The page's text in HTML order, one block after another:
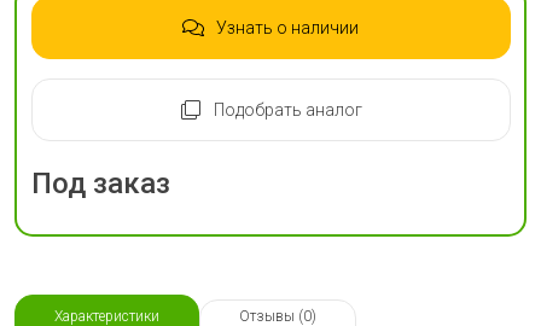
Узнать о наличии
Подобрать аналог
Под заказ
Характеристики Отзывы (0)